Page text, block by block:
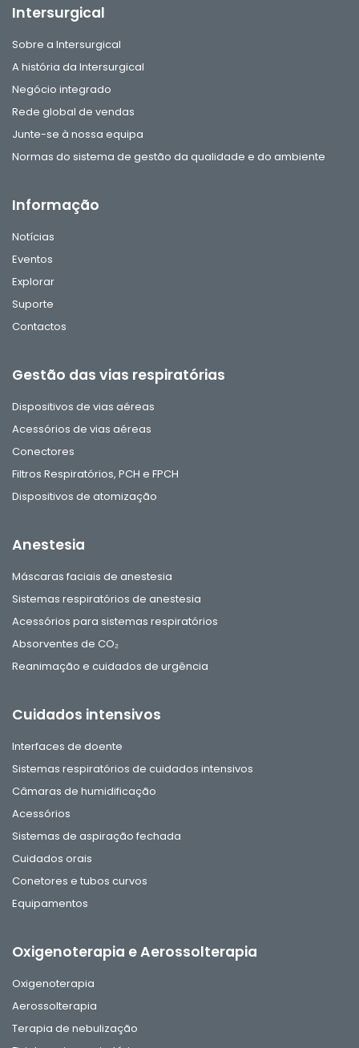
Intersurgical
Sobre a Intersurgical
A história da Intersurgical
Negócio integrado
Rede global de vendas
Junte-se à nossa equipa
Normas do sistema de gestão da qualidade e do ambiente
Informação
Notícias
Eventos
Explorar
Suporte
Contactos
Gestão das vias respiratórias
Dispositivos de vias aéreas
Acessórios de vias aéreas
Conectores
Filtros Respiratórios, PCH e FPCH
Dispositivos de atomização
Anestesia
Máscaras faciais de anestesia
Sistemas respiratórios de anestesia
Acessórios para sistemas respiratórios
Absorventes de CO₂
Reanimação e cuidados de urgência
Cuidados intensivos
Interfaces de doente
Sistemas respiratórios de cuidados intensivos
Câmaras de humidificação
Acessórios
Sistemas de aspiração fechada
Cuidados orais
Conetores e tubos curvos
Equipamentos
Oxigenoterapia e Aerossolterapia
Oxigenoterapia
Aerossolterapia
Terapia de nebulização